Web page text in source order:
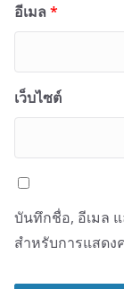
อีเมล *
เว็บไซต์
บันทึกชื่อ, อีเมล
สำหรับการแสดง